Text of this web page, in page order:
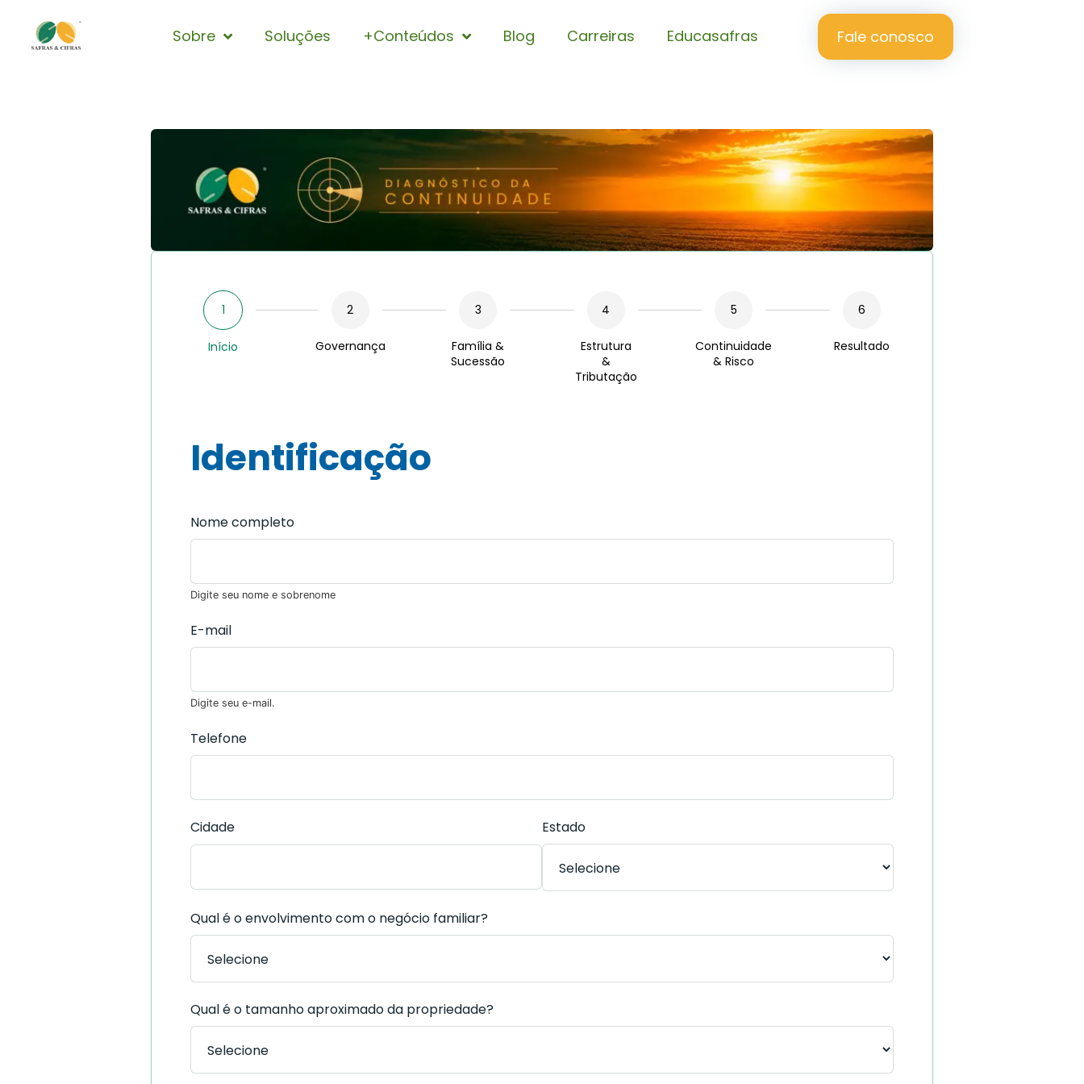
Sobre Soluções +Conteúdos Blog Carreiras Educasafras Fale conosco
1
Início
2
Governança
3
Família &
Sucessão
4
Estrutura
&
Tributação
5
Continuidade
& Risco
6
Resultado
Identificação
Nome completo
Digite seu nome e sobrenome
E-mail
Digite seu e-mail.
Telefone
Cidade Estado
Qual é o envolvimento com o negócio familiar?
Qual é o tamanho aproximado da propriedade?